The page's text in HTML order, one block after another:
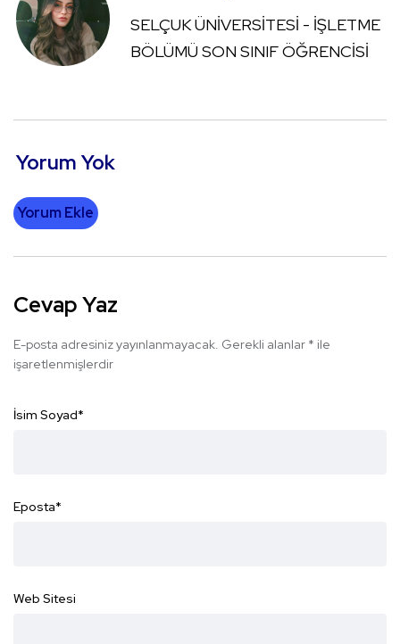
SELÇUK ÜNİVERSİTESİ - İŞLETME
BÖLÜMÜ SON SINIF ÖĞRENCİSİ
Yorum Yok
Yorum Ekle
Cevap Yaz
E-posta adresiniz yayınlanmayacak. Gerekli alanlar * ile
işaretlenmişlerdir
İsim Soyad*
Eposta*
Web Sitesi